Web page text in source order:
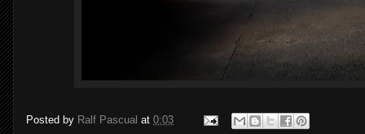
Posted by Ralf Pascual at 0:03